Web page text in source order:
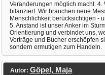
Veränderungen möglich macht.
bilanziert. Wir brauchen neue
Menschlichkeit berücksichtigen -
5. Anstand ist unser Anker im
Orientierung und verbindet uns,
Vorträge und Bücher erschöpfen
sondern ermutigen zum Handeln.
Autor: Göpel, Maja